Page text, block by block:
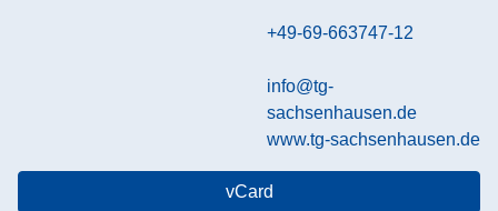
+49-69-663747-12
info@tg-
sachsenhausen.de
www.tg-sachsenhausen.de
vCard